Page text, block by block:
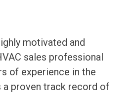
motivated and
sales professional
of experience in the
a proven track record of